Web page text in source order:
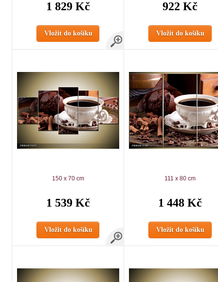
1 829 Kč
Vložit do košíku
922 Kč
Vložit do košíku
150 x 70 cm
1 539 Kč
Vložit do košíku
111 x 80 cm
1 448 Kč
Vložit do košíku